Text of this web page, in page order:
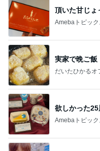
頂いた甘じょ
Amebaトピック
実家で晩ご飯
だいたひかるオ
欲しかった
Amebaトピック